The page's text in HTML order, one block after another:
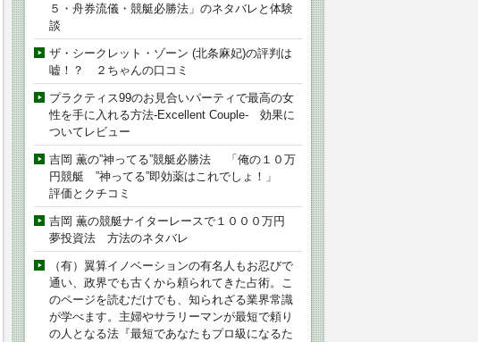
５・舟券流儀・競艇必勝法」のネタバレと体験
談
ザ・シークレット・ゾーン (北条麻妃)の評判は
嘘！？ ２ちゃんの口コミ
プラクティス99のお見合いパーティで最高の女
性を手に入れる方法-Excellent Couple- 効果に
ついてレビュー
吉岡 薫の”神ってる”競艇必勝法 「俺の１０万
円競艇 ”神ってる”即効薬はこれでしょ！」
評価とクチコミ
吉岡 薫の競艇ナイターレースで１０００万円
夢投資法 方法のネタバレ
（有）翼算イノベーションの有名人もお忍びで
通い、政界でも古くから頼られてきた占術。こ
のページを読むだけでも、知られざる業界常識
が学べます。主婦やサラリーマンが最短で頼り
の人となる法『最短であなたもプロ級になるた